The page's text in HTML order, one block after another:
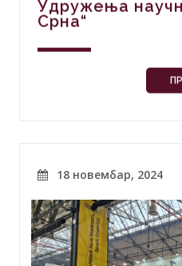
Удружења
Срна“
18 новембар, 2024